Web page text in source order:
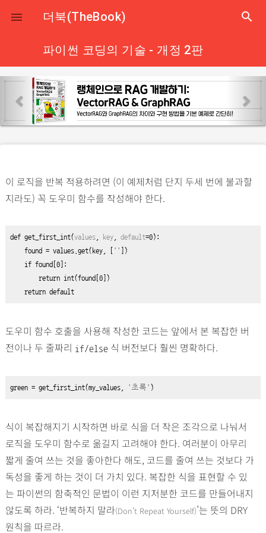
close
 더북(TheBook) search
파이썬 코딩의 기술 - 개정 2판
p
r
e
u
s
n
e
x
이 로직을 반복 적용하려면 (이 예제처럼 단지 두세 번에 불과할
지라도) 꼭 도우미 함수를 작성해야 한다.
def get_first_int(values, key, default=0):
    found
= values.get(key, [ ''
])
if found[ 0]:
return int(found[ 0])
return default
도우미 함수 호출을 사용해 작성한 코드는 앞에서 본 복잡한 버
전이나 두 줄짜리 if/else식 버전보다 훨씬 명확하다.
green = get_first_int(my_values, '초록' )
식이 복잡해지기 시작하면 바로 식을 더 작은 조각으로 나눠서
로직을 도우미 함수로 옮길지 고려해야 한다. 여러분이 아무리
짧게 줄여 쓰는 것을 좋아한다 해도, 코드를 줄여 쓰는 것보다 가
독성을 좋게 하는 것이 더 가치 있다. 복잡한 식을 표현할 수 있
는 파이썬의 함축적인 문법이 이런 지저분한 코드를 만들어내지
않도록 하라. ‘반복하지 말라(Don’t Repeat Yourself)’는 뜻의 DRY
원칙을 따르라.